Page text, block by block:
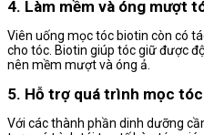
4. Làm mềm và óng mượt
Viên uống mọc tóc biotin còn có
cho tóc. Biotin giúp tóc giữ được
nên mềm mượt và óng ả.
5. Hỗ trợ quá trình mọc
Với các thành phần dinh dưỡng